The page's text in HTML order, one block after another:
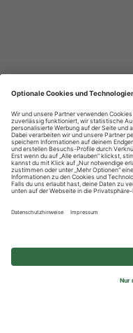
© 2026 REWE